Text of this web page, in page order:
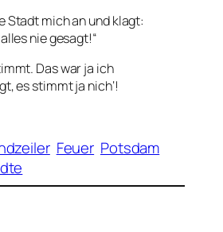
Stadt mich an und klagt:
nie gesagt!“
Das war ja ich
es stimmt ja nich‘!
Feuer Potsdam